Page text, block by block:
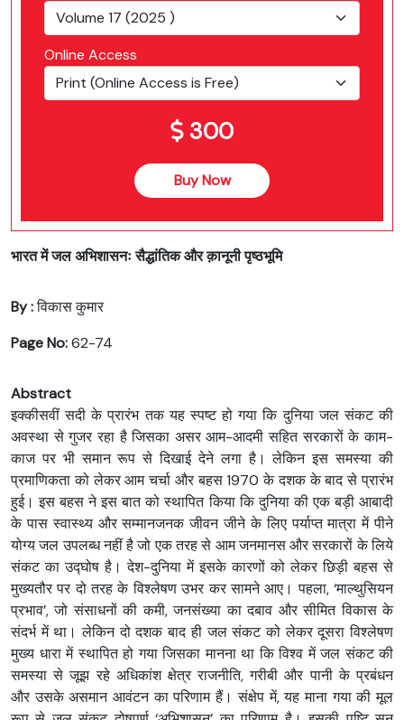
Online Access
300
Buy Now
भारत में जल अभिशासनः सैद्धांतिक और क़ानूनी पृष्ठभूमि
By :विकास कुमार
Page No:62-74
Abstract
इक्कीसवीं सदी के प्रारंभ तक यह स्पष्ट हो गया कि दुनिया जल संकट की
अवस्था से गुजर रहा है जिसका असर आम-आदमी सहित सरकारों के काम-
काज पर भी समान रूप से दिखाई देने लगा है। लेकिन इस समस्या की
प्रमाणिकता को लेकर आम चर्चा और बहस 1970 के दशक के बाद से प्रारंभ
हुई। इस बहस ने इस बात को स्थापित किया कि दुनिया की एक बड़ी आबादी
के पास स्वास्थ्य और सम्मानजनक जीवन जीने के लिए पर्याप्त मात्रा में पीने
योग्य जल उपलब्ध नहीं है जो एक तरह से आम जनमानस और सरकारों के लिये
संकट का उद्घोष है। देश-दुनिया में इसके कारणों को लेकर छिड़ी बहस से
मुख्यतौर पर दो तरह के विश्लेषण उभर कर सामने आए। पहला, ‘माल्थुसियन
प्रभाव’, जो संसाधनों की कमी, जनसंख्या का दबाव और सीमित विकास के
संदर्भ में था। लेकिन दो दशक बाद ही जल संकट को लेकर दूसरा विश्लेषण
मुख्य धारा में स्थापित हो गया जिसका मानना था कि विश्व में जल संकट की
समस्या से जूझ रहे अधिकांश क्षेत्र राजनीति, गरीबी और पानी के प्रबंधन
और उसके असमान आवंटन का परिणाम हैं। संक्षेप में, यह माना गया की मूल